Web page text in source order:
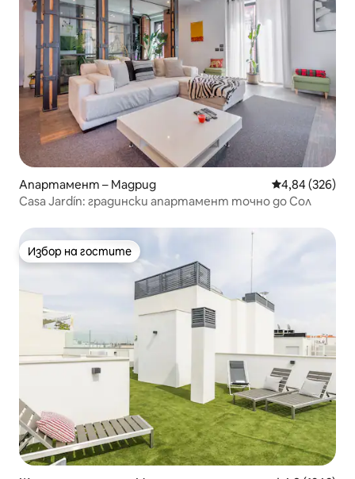
Апартамент – Мадрид Средна
4,84 (326)
Casa Jardín: градински апартамент точно до Сол
Избор на гостите
Избор на гостите